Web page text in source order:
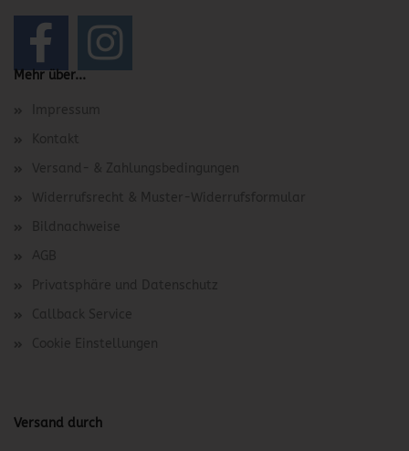
Mehr über...
Impressum
Kontakt
Versand- & Zahlungsbedingungen
Widerrufsrecht & Muster-Widerrufsformular
Bildnachweise
AGB
Privatsphäre und Datenschutz
Callback Service
Cookie Einstellungen
Versand durch